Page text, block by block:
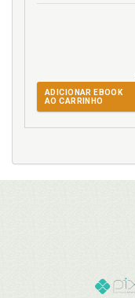
ADICIONAR EBOOK
AO CARRINHO